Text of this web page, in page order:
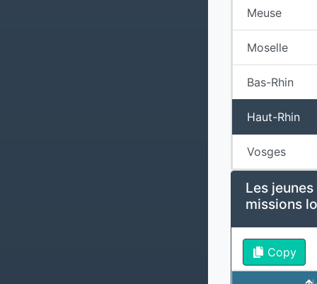
Meuse
Moselle
Bas-Rhin
Haut-Rhin
Vosges
Les
missions
Copy